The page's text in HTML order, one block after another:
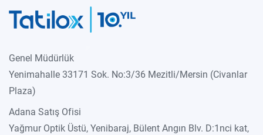
Genel Müdürlük
Yenimahalle 33171 Sok. No:3/36 Mezitli/Mersin (Civanlar
Plaza)
Adana Satış Ofisi
Yağmur Optik Üstü, Yenibaraj, Bülent Angın Blv. D:1nci kat,